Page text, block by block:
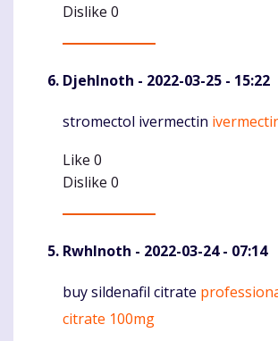
Dislike 0
DjehInoth - 2022-03-25 - 15:22
Komentaras
stromectol ivermectin
Like 0
Dislike 0
RwhInoth - 2022-03-24 - 07:14
Komentaras
buy sildenafil citrate
citrate 100mg